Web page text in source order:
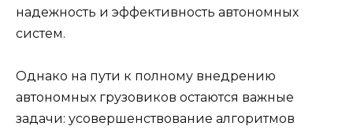
надежность и эффективность автономных
систем.
Однако на пути к полному внедрению
автономных грузовиков остаются важные
задачи: усовершенствование алгоритмов